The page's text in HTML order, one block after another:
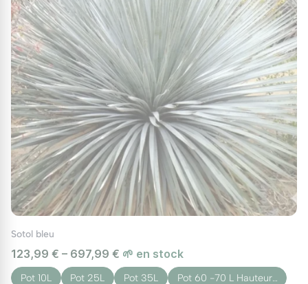
Sotol bleu
123,99 € – 697,99 € 🌱 en stock
Pot 10L Pot 25L Pot 35L Pot 60 -70 L Hauteur…